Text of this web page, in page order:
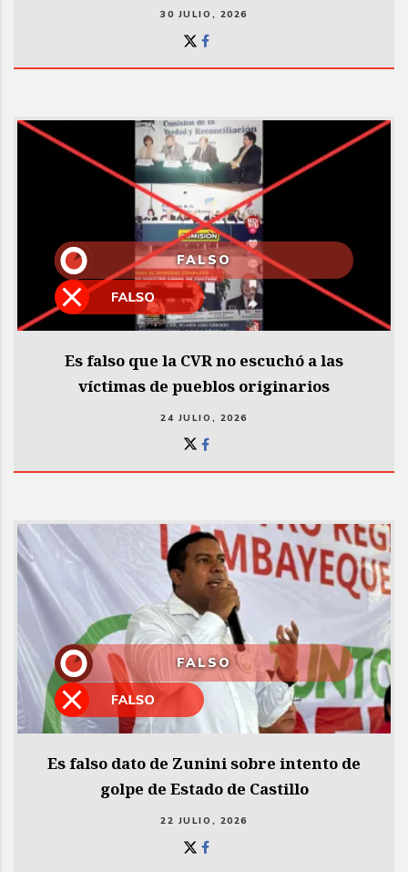
30 JULIO, 2026
FALSO
Es falso que la CVR no escuchó a las
víctimas de pueblos originarios
24 JULIO, 2026
FALSO
Es falso dato de Zunini sobre intento de
golpe de Estado de Castillo
22 JULIO, 2026